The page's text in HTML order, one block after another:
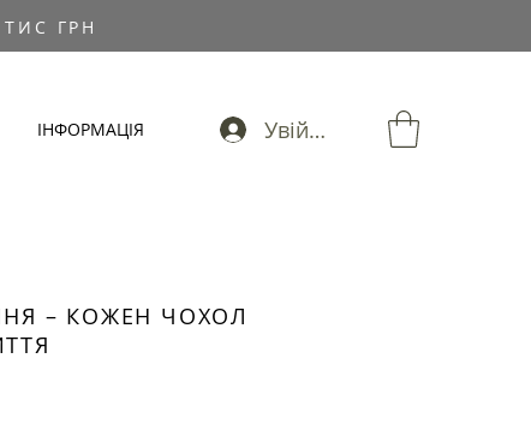
ГРН
ІНФОРМАЦІЯ Увійти
– КОЖЕН ЧОХОЛ